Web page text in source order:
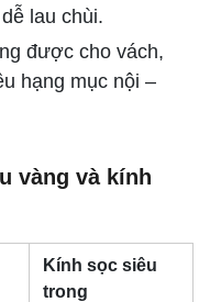
lau chùi.
được cho vách,
hạng mục nội –
vàng và kính
Kính sọc siêu
trong